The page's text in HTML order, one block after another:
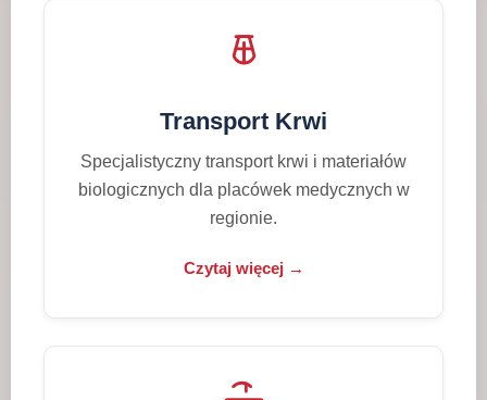
Transport Krwi
Specjalistyczny transport krwi i materiałów
biologicznych dla placówek medycznych w
regionie.
Czytaj więcej →